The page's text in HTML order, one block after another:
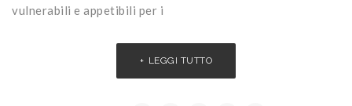
vulnerabili e appetibili per i
LEGGI TUTTO